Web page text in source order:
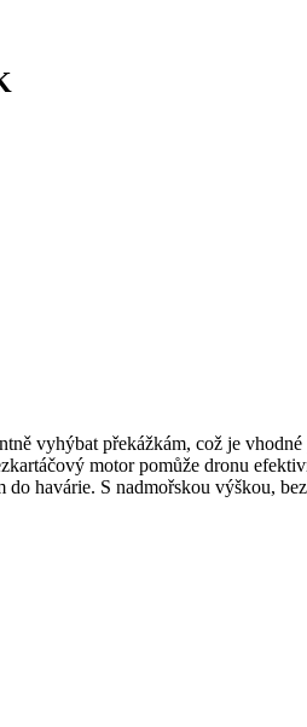
vyhýbat překážkám, což je
motor pomůže dronu
havárie. S nadmořskou výškou,